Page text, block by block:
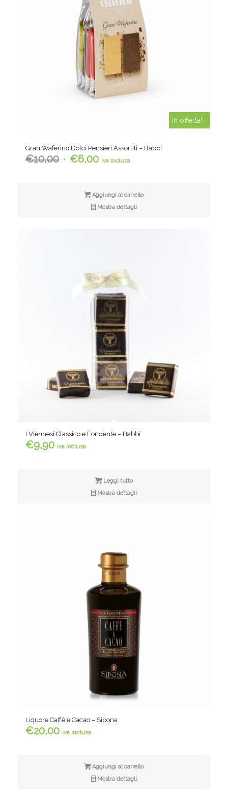
Gran Waferino Dolci Pensieri Assortiti – Babbi
€10,00 Il
€10,00.
€6,00Il
è:
€6,00.
iva inclusa
In offerta!
Aggiungi al carrello
Mostra dettagli
I Viennesi Classico e Fondente – Babbi
€9,90 iva inclusa
Leggi tutto
Mostra dettagli
Liquore Caffè e Cacao – Sibona
€20,00 iva inclusa
Aggiungi al carrello
Mostra dettagli